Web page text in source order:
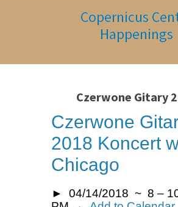
Copernicus
Happenings
Czerwone Gitary
Czerwone
2018 Koncert
Chicago
► 04/14/2018 ~ 8 –